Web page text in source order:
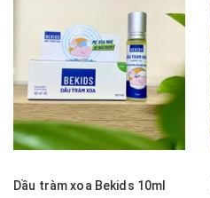
Dầu tràm xoa Bekids 10ml